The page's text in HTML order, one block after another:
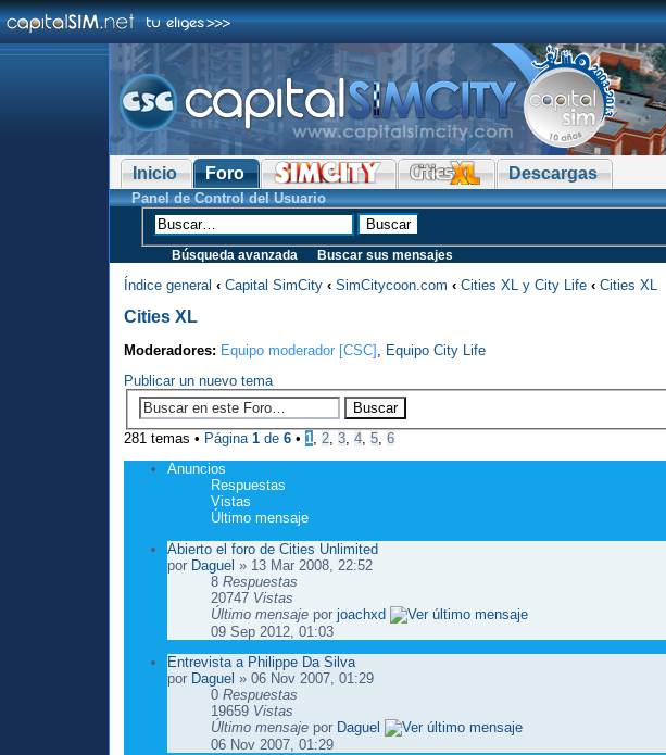
Inicio Foro Descargas
Panel de Control del Usuario
Búsqueda avanzada Buscar sus mensajes
Índice general ‹ Capital SimCity ‹ SimCitycoon.com ‹ Cities XL y City Life ‹ Cities XL
Cities XL
Moderadores: Equipo moderador [CSC]
Equipo City Life
Publicar un nuevo tema
281 temas • Página1 de6 •1,2,3,4,5,6
Anuncios
Respuestas
Vistas
Último mensaje
Abierto el foro de Cities Unlimited
por Daguel » 13 Mar 2008, 22:52
8Respuestas
20747 Vistas
Último mensaje porjoachxd
09 Sep 2012, 01:03
Entrevista a Philippe Da Silva
por Daguel » 06 Nov 2007, 01:29
0Respuestas
19659 Vistas
Último mensaje por Daguel
06 Nov 2007, 01:29